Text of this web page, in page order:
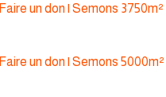
Faire un don | Semons 3750m²
Faire un don | Semons 5000m²